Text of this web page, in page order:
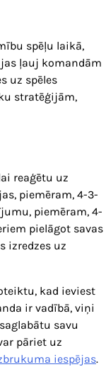
spēļu laikā,
ļauj komandām
uz spēles
stratēģijām,
reaģētu uz
piemēram, 4-3-
piemēram, 4-
pielāgot savas
izredzes uz
kad ieviest
ir vadībā, viņi
savu
pāriet uz
iespējas.